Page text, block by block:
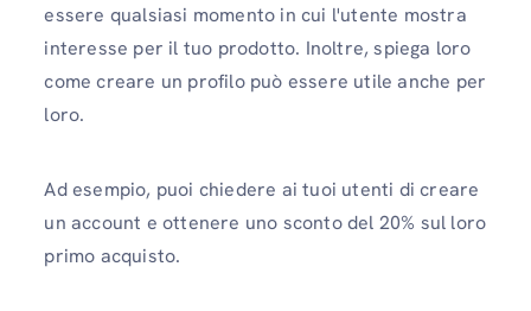
essere qualsiasi momento in cui l'utente mostra
interesse per il tuo prodotto. Inoltre, spiega loro
come creare un profilo può essere utile anche per
loro.
Ad esempio, puoi chiedere ai tuoi utenti di creare
un account e ottenere uno sconto del 20% sul loro
primo acquisto.